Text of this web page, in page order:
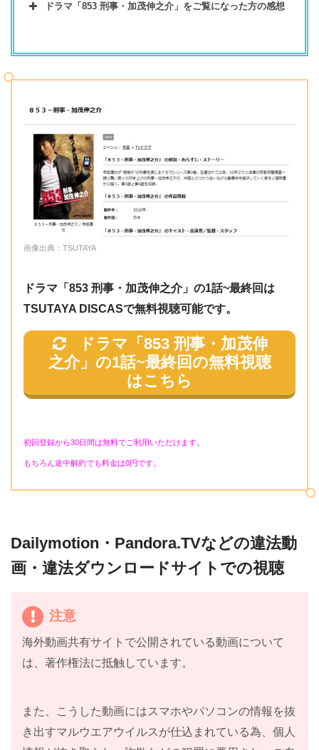
都府警捜査一課へ戻ってきて、法令順守を第一に掲げ
る武藤係長(田辺誠一)の班に所属することに。しかし
らも難解な事件を解決していく様を熱く描いていく。
２
３
話
俺達、やっぱり刑事なんです
４
話
ダメ男に友の盃を
信じてみたっていいじゃないか
６
話
生きているのも悪くない！
７
話
花嫁は待っている
最
回
ドラマ「853 刑事・加茂伸之介」をご覧になった方の感想
手たちと切磋琢磨しながら、事件解決を行う刑事ドラ
マです。題名の「853」とは京都府警本部という意味
で、警察内での隠語です。京都府警の場所からくるも
のです。 わざわざ昔気質の刑事モノに取り組んだ意欲
的な刑事ドラマです。監督と脚本をドラマ「相棒」と
同じ人が担当していたり、出演者も「相棒」のキャス
トが多く、「相棒」の亀山が捜査一課に戻ったら、こ
「相棒」のドラマで、長い期間、水谷豊とコンビだっ
た寺脇さんが警察官を辞めてしまって、あの二人はも
を足したときに、2ではなくその倍や10にもなりえる
はそれぞれの相棒が一人になったとき、どこまでの活
躍ができるのか、おもしろさは半分になってしまうの
か、その辺が評価されるでしょう。しかし、あの杉下
まだあるだけに、この作品の加茂さんのキャラにもす
ぐに受け入れることができました。でも、脇役にクセ
の強いキャラがあまりいないので、ちょっと不満で
画像出典：TSUTAYA
ドラマ「853 刑事・加茂伸之介」の1話~最終回は
TSUTAYA DISCASで無料視聴可能です。
ドラマ「853 刑事・加茂伸
之介」の1話~最終回 の無料視聴
はこちら
初回登録から30日間は無料でご利用いただけます。
もちろん途中解約でも料金は0円です。
Dailymotion・Pandora.TVなどの違法動
画・違法ダウンロードサイトでの視聴
注意
海外動画共有サイトで公開されている動画について
は、著作権法に抵触しています。
また、こうした動画にはスマホやパソコンの情報を抜
き出すマルウエアウイルスが仕込まれている為、個人